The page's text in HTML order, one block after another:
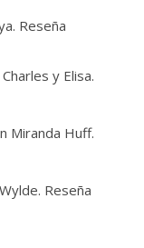
Reseña
y Elisa.
Miranda Huff.
Reseña